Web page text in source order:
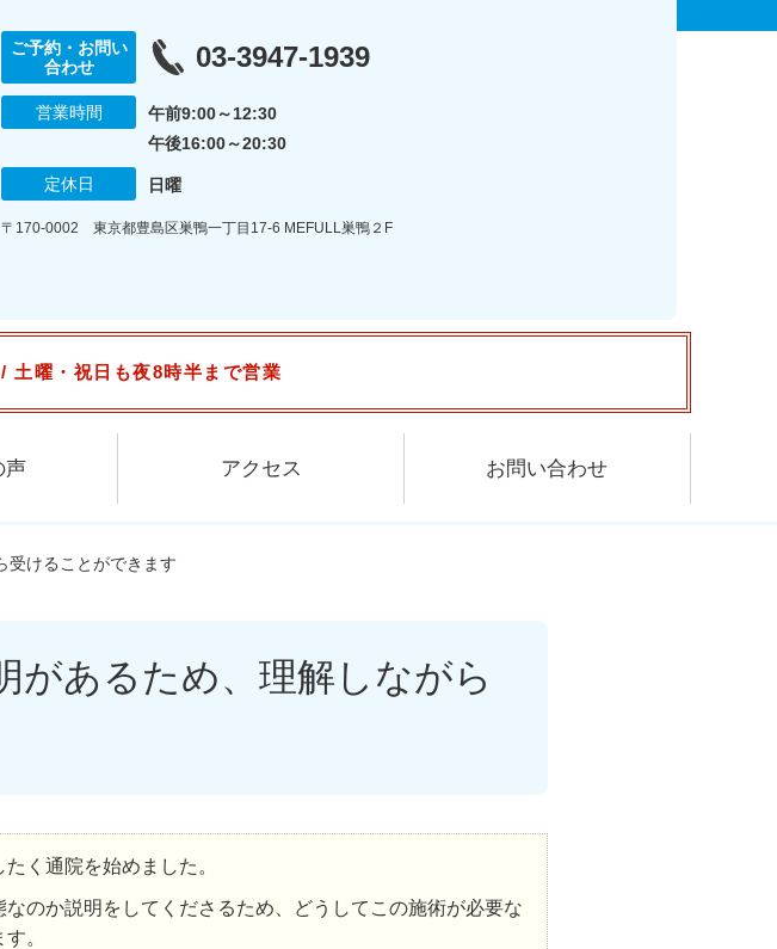
ご予約・お問い
合わせ
03-3947-1939
営業時間
午前9:00～12:30
午後16:00～20:30
定休日 日曜
〒170-0002 東京都豊島区巣鴨一丁目17-6 MEFULL巣鴨２F
土曜・祝日も夜8時半まで営業
声 アクセス お問い合わせ
受けることができます
があるため、理解しながら
く通院を始めました。
のか説明をしてくださるため、どうしてこの施術が必要な
。